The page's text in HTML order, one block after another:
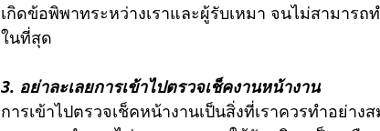
เกิดข้อพิพาทระหว่างเราและผู้รับเหมา จนไม่สามาร
ในที่สุด
3. อย่าละเลยการเข้าไปตรวจเช็คงานหน้างาน
การเข้าไปตรวจเช็คหน้างานเป็นสิ่งที่เราควรทำอย่า